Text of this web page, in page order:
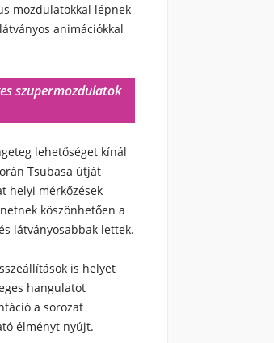
mozdulatokkal lépnek
animációkkal
szupermozdulatok
lehetőséget kínál
Tsubasa útját
helyi mérkőzések
köszönhetően a
látványosabbak lettek.
is helyet
hangulatot
a sorozat
élményt nyújt.